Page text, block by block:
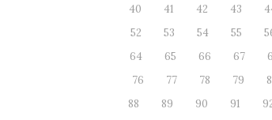
40
41 42 43
52
53 54 55
64
65 66 67
76
77 78 79
88
89 90 91